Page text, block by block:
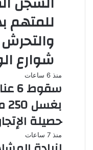
شوارع
منذ 6 ساعات
حصيلة
منذ 7 ساعات